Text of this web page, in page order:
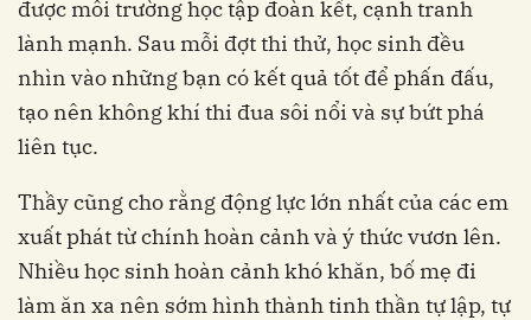
được môi trường học tập đoàn kết, cạnh tranh
lành mạnh. Sau mỗi đợt thi thử, học sinh đều
nhìn vào những bạn có kết quả tốt để phấn đấu,
tạo nên không khí thi đua sôi nổi và sự bứt phá
liên tục.
Thầy cũng cho rằng động lực lớn nhất của các em
xuất phát từ chính hoàn cảnh và ý thức vươn lên.
Nhiều học sinh hoàn cảnh khó khăn, bố mẹ đi
làm ăn xa nên sớm hình thành tinh thần tự lập, tự